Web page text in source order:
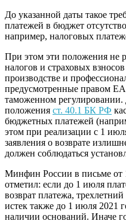
До указанной даты такое
платежей в бюджет
например, налоговых
При этом эти положения не
налогов и страховых
производстве и
предусмотренные правом
таможенном
положения ст. 40.1 БК РФ
бюджетных платежей
этом при реализации с 1
заявления о возврате
должен соблюдаться
Минфин России в письме от
отметил: если до 1 июля
возврат платежа,
истек также до 1 июля 2021
наличии оснований. Иначе